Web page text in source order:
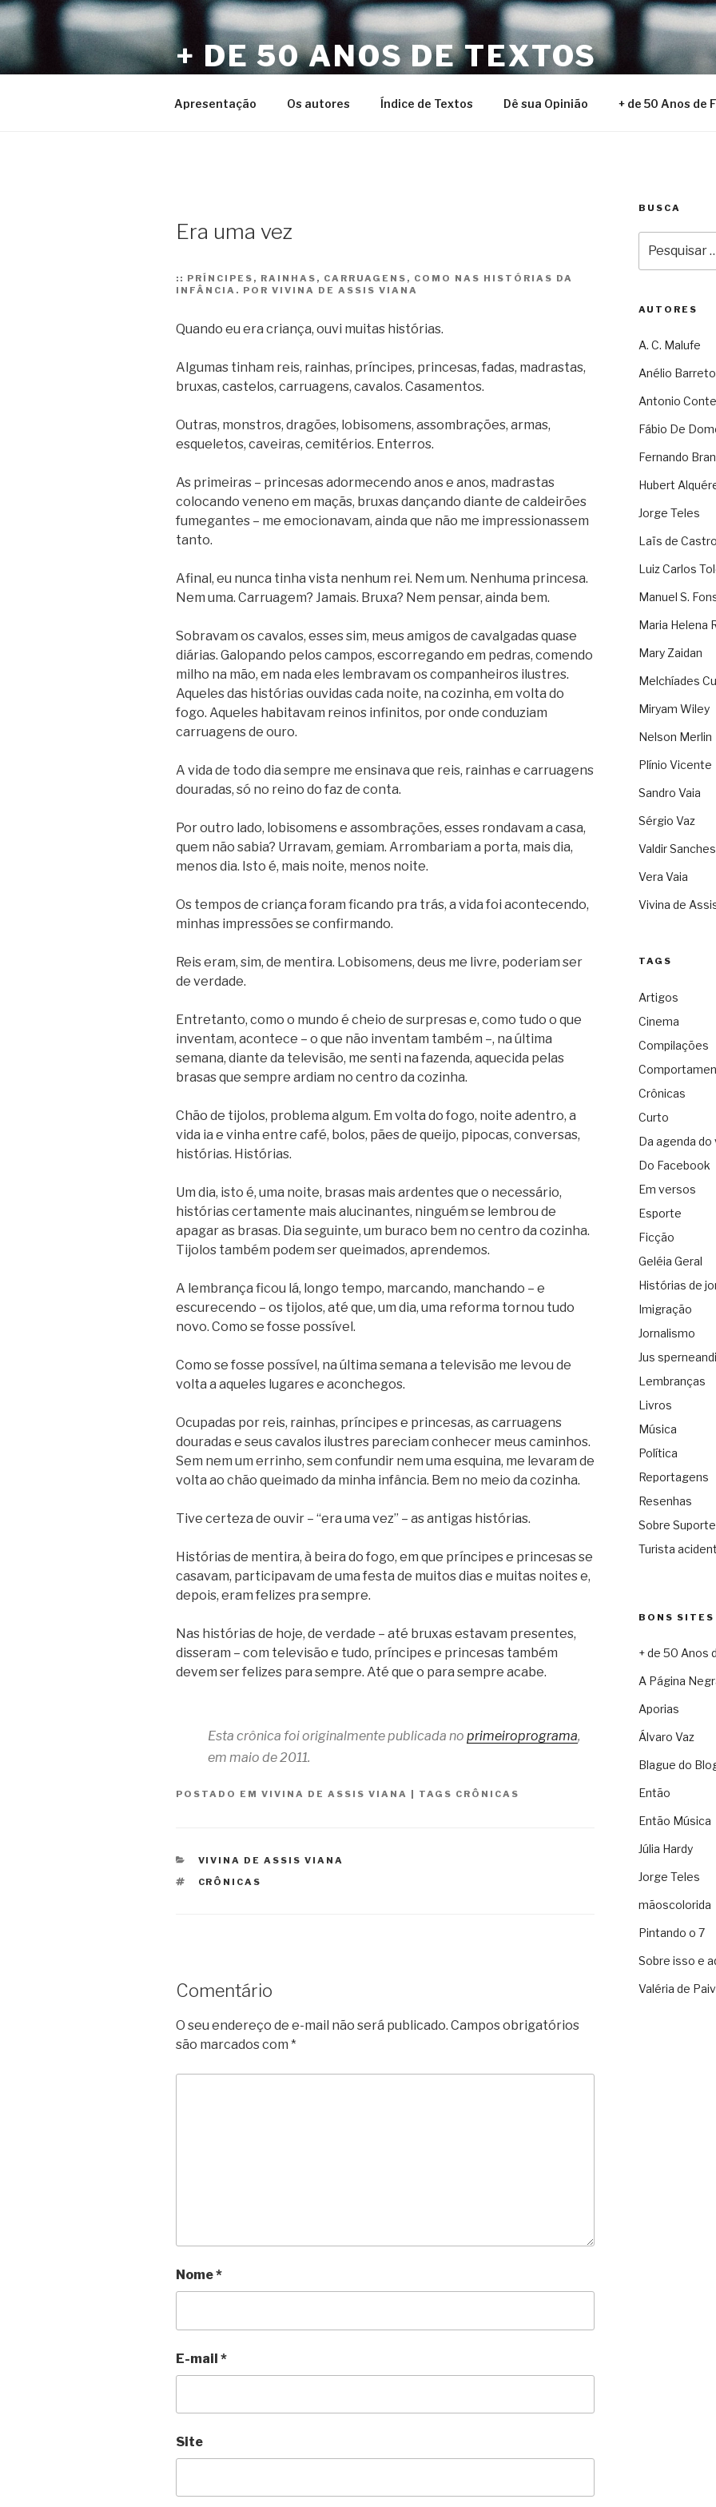
Pular
para
o
conteúdo
+ DE 50 ANOS DE TEXTOS
Apresentação Os autores Índice de Textos Dê sua Opinião + de 50 Anos de
Era uma vez
:: PRÍNCIPES, RAINHAS, CARRUAGENS, COMO NAS HISTÓRIAS DA
INFÂNCIA. POR VIVINA DE ASSIS VIANA
Quando eu era criança, ouvi muitas histórias.
Algumas tinham reis, rainhas, príncipes, princesas, fadas, madrastas,
bruxas, castelos, carruagens, cavalos. Casamentos.
Outras, monstros, dragões, lobisomens, assombrações, armas,
esqueletos, caveiras, cemitérios. Enterros.
As primeiras – princesas adormecendo anos e anos, madrastas
colocando veneno em maçãs, bruxas dançando diante de caldeirões
fumegantes – me emocionavam, ainda que não me impressionassem
tanto.
Afinal, eu nunca tinha vista nenhum rei. Nem um. Nenhuma princesa.
Nem uma. Carruagem? Jamais. Bruxa? Nem pensar, ainda bem.
Sobravam os cavalos, esses sim, meus amigos de cavalgadas quase
diárias. Galopando pelos campos, escorregando em pedras, comendo
milho na mão, em nada eles lembravam os companheiros ilustres.
Aqueles das histórias ouvidas cada noite, na cozinha, em volta do
fogo. Aqueles habitavam reinos infinitos, por onde conduziam
carruagens de ouro.
A vida de todo dia sempre me ensinava que reis, rainhas e carruagens
douradas, só no reino do faz de conta.
Por outro lado, lobisomens e assombrações, esses rondavam a casa,
quem não sabia? Urravam, gemiam. Arrombariam a porta, mais dia,
menos dia. Isto é, mais noite, menos noite.
Os tempos de criança foram ficando pra trás, a vida foi acontecendo,
minhas impressões se confirmando.
Reis eram, sim, de mentira. Lobisomens, deus me livre, poderiam ser
de verdade.
Entretanto, como o mundo é cheio de surpresas e, como tudo o que
inventam, acontece – o que não inventam também –, na última
semana, diante da televisão, me senti na fazenda, aquecida pelas
brasas que sempre ardiam no centro da cozinha.
Chão de tijolos, problema algum. Em volta do fogo, noite adentro, a
vida ia e vinha entre café, bolos, pães de queijo, pipocas, conversas,
histórias. Histórias.
Um dia, isto é, uma noite, brasas mais ardentes que o necessário,
histórias certamente mais alucinantes, ninguém se lembrou de
apagar as brasas. Dia seguinte, um buraco bem no centro da cozinha.
Tijolos também podem ser queimados, aprendemos.
A lembrança ficou lá, longo tempo, marcando, manchando – e
escurecendo – os tijolos, até que, um dia, uma reforma tornou tudo
novo. Como se fosse possível.
Como se fosse possível, na última semana a televisão me levou de
volta a aqueles lugares e aconchegos.
Ocupadas por reis, rainhas, príncipes e princesas, as carruagens
douradas e seus cavalos ilustres pareciam conhecer meus caminhos.
Sem nem um errinho, sem confundir nem uma esquina, me levaram de
volta ao chão queimado da minha infância. Bem no meio da cozinha.
Tive certeza de ouvir – “era uma vez” – as antigas histórias.
Histórias de mentira, à beira do fogo, em que príncipes e princesas se
casavam, participavam de uma festa de muitos dias e muitas noites e,
depois, eram felizes pra sempre.
Nas histórias de hoje, de verdade – até bruxas estavam presentes,
disseram – com televisão e tudo, príncipes e princesas também
devem ser felizes para sempre. Até que o para sempre acabe.
Esta crônica foi originalmente publicada no primeiroprograma,
em maio de 2011.
POSTADO EM VIVINA DE ASSIS VIANA | TAGS CRÔNICAS
CATEGORIAS
VIVINA DE ASSIS VIANA
TAGS
CRÔNICAS
Comentário
O seu endereço de e-mail não será publicado. Campos obrigatórios
são marcados com *
Nome*
E-mail *
Site
BUSCA
por:
AUTORES
A. C. Malufe
Anélio Barreto
Antonio
Fábio De
Fernando
Hubert
Jorge Teles
Laïs de Castro
Luiz Carlos
Manuel S.
Maria Helena
Mary Zaidan
Melchíades
Miryam Wiley
Nelson Merlin
Plínio Vicente
Sandro Vaia
Sérgio Vaz
Valdir Sanches
Vera Vaia
Vivina de
TAGS
Artigos
Cinema
Compilações
Crônicas
Curto
Da agenda do
Do Facebook
Em versos
Esporte
Ficção
Geléia Geral
Histórias de
Imigração
Jornalismo
Jus sperneandi
Lembranças
Livros
Música
Política
Reportagens
Resenhas
Sobre
Turista
BONS SITES
+ de 50 Anos
A Página
Aporias
Álvaro Vaz
Blague do
Então
Então Música
Júlia Hardy
Jorge Teles
mãoscolorida
Pintando o 7
Sobre isso e
Valéria de